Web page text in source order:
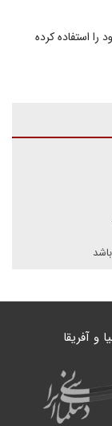
خود را استفاده کرده
و آفریقا